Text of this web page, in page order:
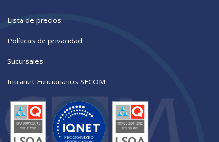
Lista de precios
Políticas de privacidad
Sucursales
Intranet Funcionarios SECOM